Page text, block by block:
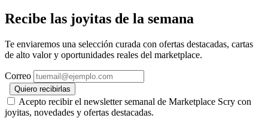
Recibe las joyitas de la semana
Te enviaremos una selección curada con ofertas destacadas, cartas
de alto valor y oportunidades reales del marketplace.
Correo
Quiero recibirlas
Acepto recibir el newsletter semanal de Marketplace Scry con
joyitas, novedades y ofertas destacadas.